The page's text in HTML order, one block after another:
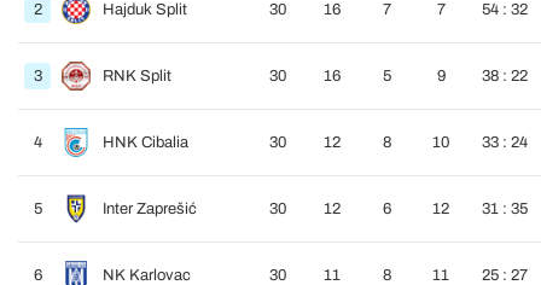
2 Hajduk Split 30 16 7 7 54 : 32
3 RNK Split 30 16 5 9 38 : 22
4 HNK Cibalia 30 12 8 10 33 : 24
5 Inter Zaprešić 30 12 6 12 31 : 35
6 NK Karlovac 30 11 8 11 25 : 27